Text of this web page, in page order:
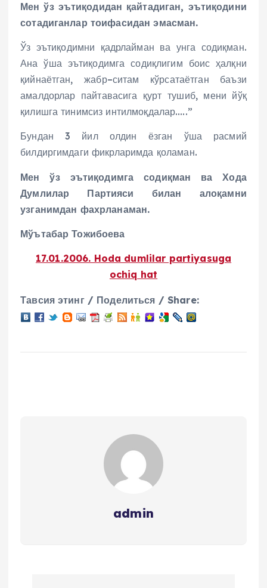
Мен ўз эътиқодидан қайтадиган, эътиқодини
сотадиганлар тоифасидан эмасман.
Ўз эътиқодимни қадрлайман ва унга содиқман.
Ана ўша эътиқодимга содиқлигим боис ҳалқни
қийнаётган, жабр–ситам кўрсатаётган баъзи
амалдорлар пайтавасига қурт тушиб, мени йўқ
қилишга тинимсиз интилмоқдалар…..”
Бундан 3 йил олдин ёзган ўша расмий
билдиргимдаги фикрларимда қоламан.
Мен ўз эътиқодимга содиқман ва Хода
Думлилар Партияси билан алоқамни
узганимдан фахрланаман.
Мўътабар Тожибоева
17.01.2006. Hoda dumlilar partiyasuga
ochiq hat
Тавсия этинг / Поделиться / Share:
admin